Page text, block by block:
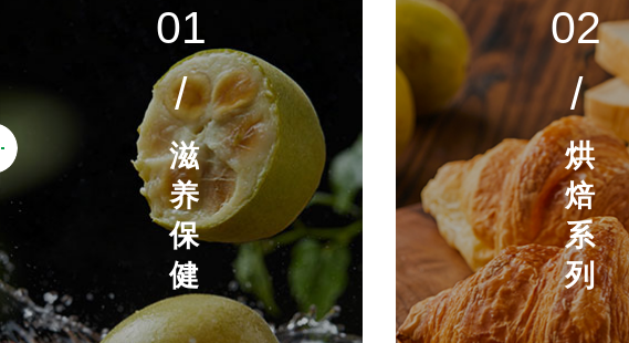
01
/
滋
养
保
健
罗汉果提取物
02
/
烘
焙
系
列
烘焙系列
罗汉果浓缩汁
罗汉果复配糖